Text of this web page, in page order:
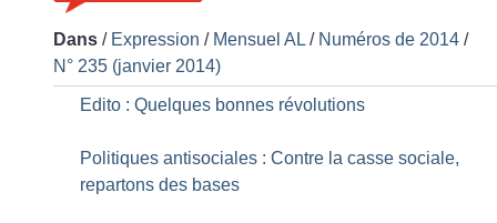
Dans / Expression / Mensuel AL / Numéros de 2014 /
N° 235 (janvier 2014)
Edito : Quelques bonnes révolutions
Politiques antisociales : Contre la casse sociale,
repartons des bases